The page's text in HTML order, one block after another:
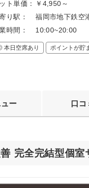
ト単価：
￥4,950～
り駅：
福岡市地下鉄空
時間：
10:00~20:00
本日空席あり ポイントが貯
ュー 口コ
完全完結型個室